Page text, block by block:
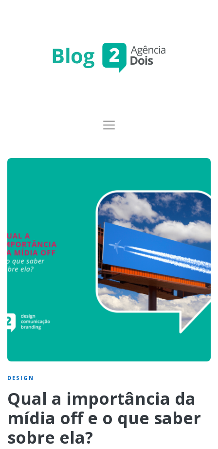
DESIGN
Qual a importância da
mídia off e o que saber
sobre ela?